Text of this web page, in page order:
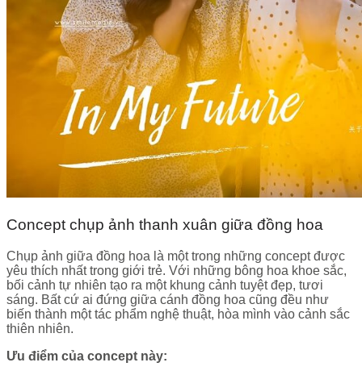
Concept chụp ảnh thanh xuân giữa đồng hoa
Chụp ảnh giữa đồng hoa là một trong những concept được
yêu thích nhất trong giới trẻ. Với những bông hoa khoe sắc,
bối cảnh tự nhiên tạo ra một khung cảnh tuyệt đẹp, tươi
sáng. Bất cứ ai đứng giữa cánh đồng hoa cũng đều như
biến thành một tác phẩm nghệ thuật, hòa mình vào cảnh sắc
thiên nhiên.
Ưu điểm của concept này: